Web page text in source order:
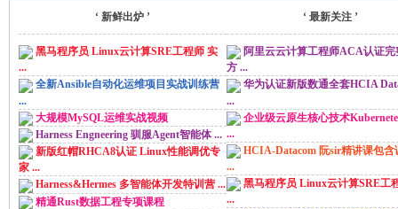
‘ 新鲜出炉 ’ ‘ 最新关注 ’
黑马程序员 Linux云计算SRE工程师 实
...
全新Ansible自动化运维项目实战训练营
...
大规模MySQL运维实战视频
Harness Engneering 驯服Agent智能体 ...
新版红帽RHCA8认证 Linux性能调优专
家 ...
Harness&Hermes 多智能体开发特训营 ...
精通Rust数据工程专项课程
阿里云云计算工程师ACA认证完
方 ...
华为认证新版数通全套HCIA
...
企业级云原生核心技术
...
HCIA-Datacom 阮sir精讲课包含
...
黑马程序员 Linux云计算SRE工
...